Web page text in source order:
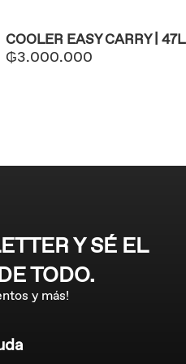
COOLER EASY CARRY | 47L
₲3.000.000
Y SÉ EL
TODO.
y más!